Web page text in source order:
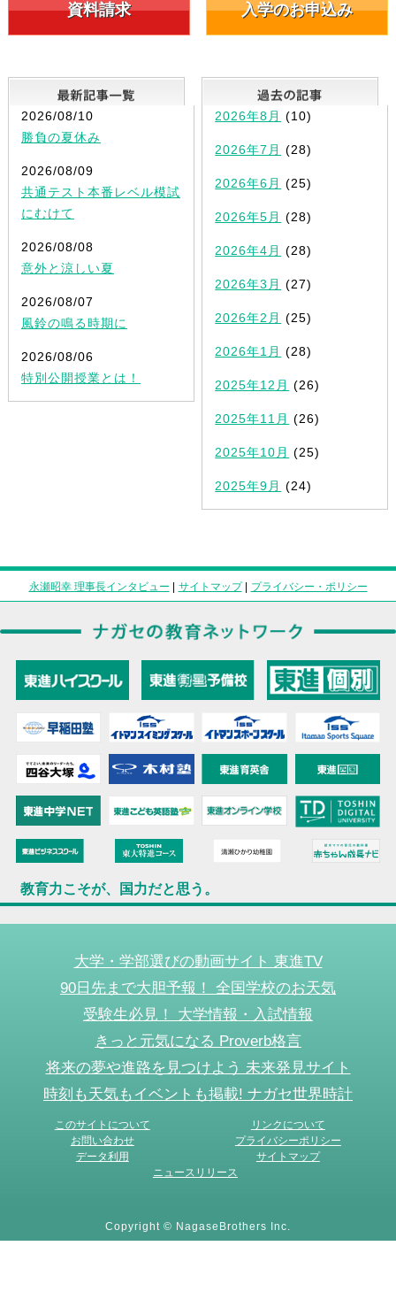
資料請求 入学のお申込み
最新記事一覧
2026/08/10
勝負の夏休み
2026/08/09
共通テスト本番レベル模試
にむけて
2026/08/08
意外と涼しい夏
2026/08/07
風鈴の鳴る時期に
2026/08/06
特別公開授業とは！
2026年8月 (10)
2026年7月 (28)
2026年6月 (25)
2026年5月 (28)
2026年4月 (28)
2026年3月 (27)
2026年2月 (25)
2026年1月 (28)
2025年12月 (26)
2025年11月 (26)
2025年10月 (25)
2025年9月 (24)
永瀬昭幸 理事長インタビュー | サイトマップ| プライバシー・ポリシー
教育力こそが、国力だと思う。
大学・学部選びの動画サイト 東進TV
90日先まで大胆予報！ 全国学校のお天気
受験生必見！ 大学情報・入試情報
きっと元気になる Proverb格言
将来の夢や進路を見つけよう 未来発見サイト
時刻も天気もイベントも掲載! ナガセ世界時計
このサイトについて
リンクについて
お問い合わせ
プライバシーポリシー
データ利用
サイトマップ
ニュースリリース
Copyright © NagaseBrothers Inc.